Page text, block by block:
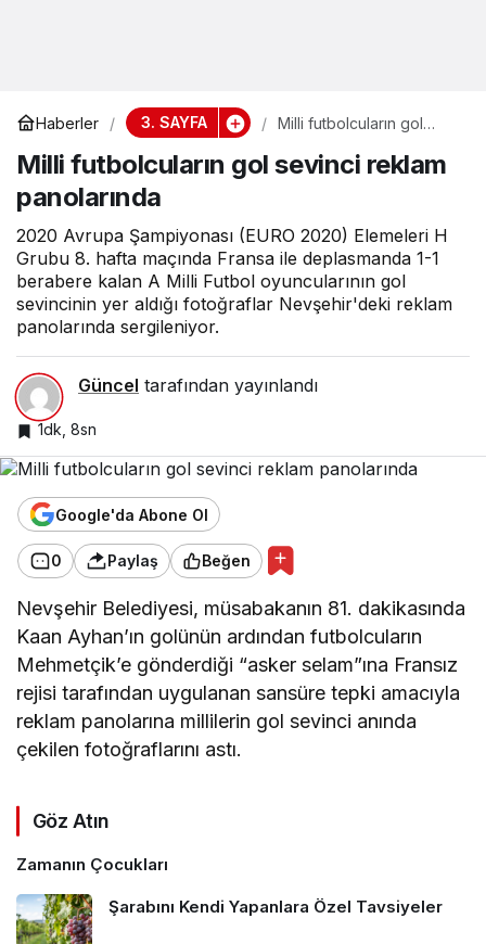
Haberler 3. SAYFA
Milli futbolcuların gol
panolarında
Milli futbolcuların gol sevinci reklam
panolarında
2020 Avrupa Şampiyonası (EURO 2020) Elemeleri H
Grubu 8. hafta maçında Fransa ile deplasmanda 1-1
berabere kalan A Milli Futbol oyuncularının gol
sevincinin yer aldığı fotoğraflar Nevşehir'deki reklam
panolarında sergileniyor.
Güncel tarafından yayınlandı
1dk, 8sn
Google'da Abone Ol
0 Paylaş Beğen
Nevşehir Belediyesi, müsabakanın 81. dakikasında
Kaan Ayhan’ın golünün ardından futbolcuların
Mehmetçik’e gönderdiği “asker selam”ına Fransız
rejisi tarafından uygulanan sansüre tepki amacıyla
reklam panolarına millilerin gol sevinci anında
çekilen fotoğraflarını astı.
Göz Atın
Zamanın Çocukları
Şarabını Kendi Yapanlara Özel Tavsiyeler